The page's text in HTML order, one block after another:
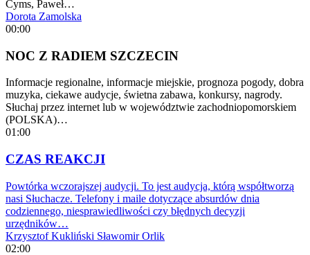
Cyms, Paweł…
Dorota Zamolska
00:00
NOC Z RADIEM SZCZECIN
Informacje regionalne, informacje miejskie, prognoza pogody, dobra
muzyka, ciekawe audycje, świetna zabawa, konkursy, nagrody.
Słuchaj przez internet lub w województwie zachodniopomorskiem
(POLSKA)…
01:00
CZAS REAKCJI
Powtórka wczorajszej audycji. To jest audycja, którą współtworzą
nasi Słuchacze. Telefony i maile dotyczące absurdów dnia
codziennego, niesprawiedliwości czy błędnych decyzji
urzędników…
Krzysztof Kukliński Sławomir Orlik
02:00